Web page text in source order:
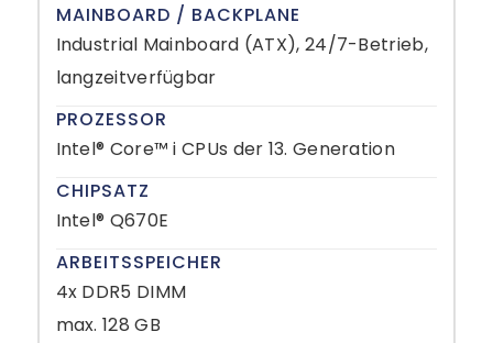
MAINBOARD / BACKPLANE
Industrial Mainboard (ATX), 24/7-Betrieb,
langzeitverfügbar
PROZESSOR
Intel® Core™ i CPUs der 13. Generation
CHIPSATZ
Intel® Q670E
ARBEITSSPEICHER
4x DDR5 DIMM
max. 128 GB